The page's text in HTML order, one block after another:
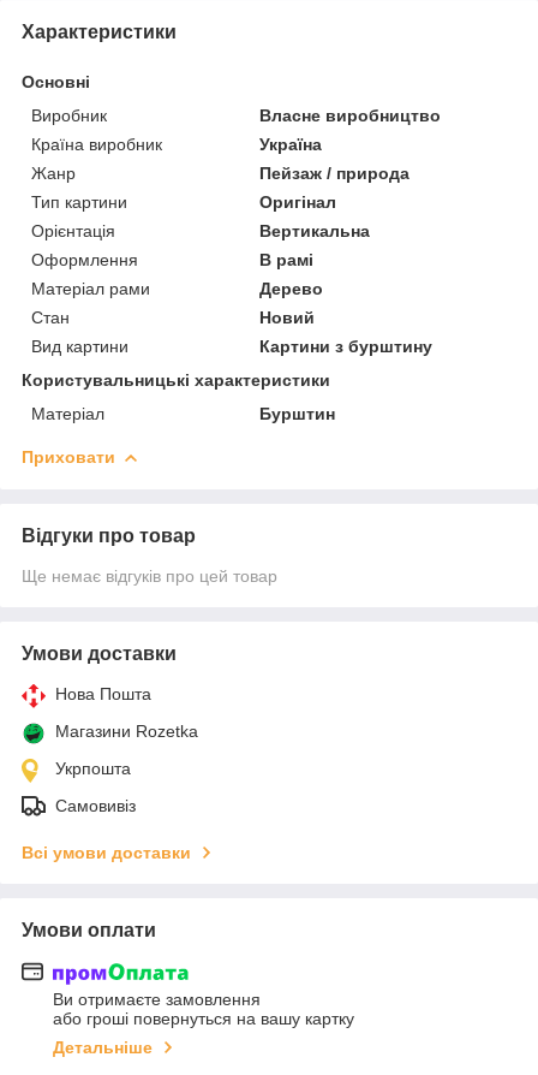
Характеристики
Основні
Виробник
Власне виробництво
Країна виробник
Україна
Жанр
Пейзаж / природа
Тип картини
Оригінал
Орієнтація
Вертикальна
Оформлення
В рамі
Матеріал рами
Дерево
Стан
Новий
Вид картини
Картини з бурштину
Користувальницькі характеристики
Матеріал
Бурштин
Приховати
Відгуки про товар
Ще немає відгуків про цей товар
Умови доставки
Нова Пошта
Магазини Rozetka
Укрпошта
Самовивіз
Всі умови доставки
Умови оплати
Ви отримаєте замовлення
або гроші повернуться на вашу картку
Детальніше